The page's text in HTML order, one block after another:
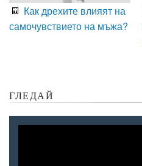
Как дрехите влияят на
самочувствието на мъжа?
ГЛЕДАЙ